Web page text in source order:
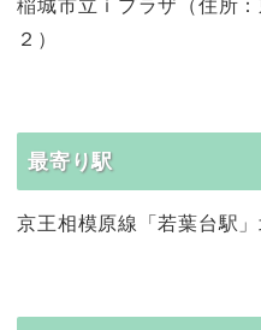
稲城市立ｉプラザ（住所
２）
最寄り駅
京王相模原線「若葉台駅